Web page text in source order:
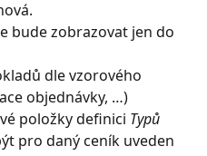
bude zobrazovat jen do
dle vzorového
objednávky, …)
položky definici Typů
pro daný ceník uveden